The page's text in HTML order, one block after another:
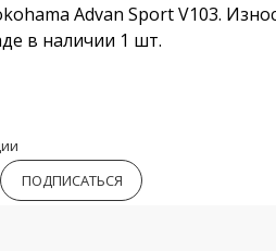
Advan Sport V103.
в наличии 1 шт.
ПОДПИСАТЬСЯ